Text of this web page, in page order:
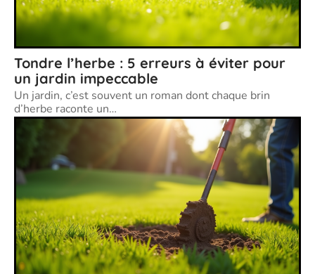
Tondre l’herbe : 5 erreurs à éviter pour
un jardin impeccable
Un jardin, c’est souvent un roman dont chaque brin
d’herbe raconte un…